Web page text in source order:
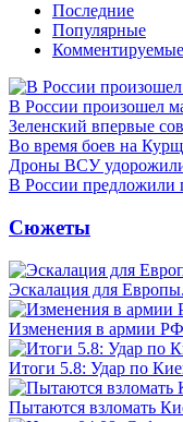
Последние
Популярные
Комментируемые
В России произошел
Зеленский впервые
Во время боев на
Дроны ВСУ удорожили
В России предложили
Сюжеты
Эскалация для
Изменения в армии
Итоги 5.8: Удар по
Пытаются взломать